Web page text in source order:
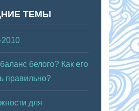
ТЕМЫ
2010
белого? Как его
правильно?
для